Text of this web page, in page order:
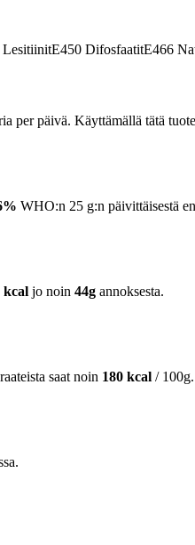
LesitiinitE450 DifosfaatitE466
per päivä. Käyttämällä tätä
WHO:n 25 g:n päivittäisestä
kcal jo noin 44g annoksesta.
saat noin 180 kcal / 100g.